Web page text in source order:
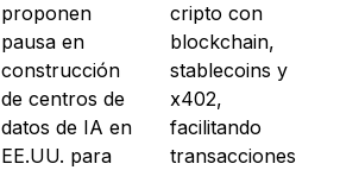
proponen
pausa en
construcción
de centros de
datos de IA en
EE.UU. para
cripto con
blockchain,
stablecoins y
x402,
facilitando
transacciones